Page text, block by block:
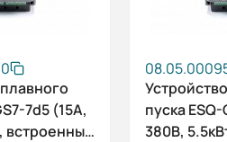
7d5 (15А,
встроенный
пуска
380В,